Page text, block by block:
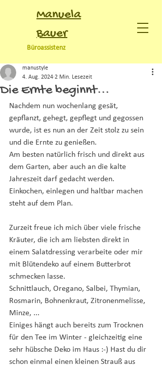
Manuela
Bauer
Büroassistenz
Die Ernte beginnt...
manustyle
4. Aug. 2024 2 Min. Lesezeit
Nachdem nun wochenlang gesät,
gepflanzt, gehegt, gepflegt und gegossen
wurde, ist es nun an der Zeit stolz zu sein
und die Ernte zu genießen.
Am besten natürlich frisch und direkt aus
dem Garten, aber auch an die kalte
Jahreszeit darf gedacht werden.
Einkochen, einlegen und haltbar machen
steht auf dem Plan.
Zurzeit freue ich mich über viele frische
Kräuter, die ich am liebsten direkt in
einem Salatdressing verarbeite oder mir
mit Blütendeko auf einem Butterbrot
schmecken lasse.
Schnittlauch, Oregano, Salbei, Thymian,
Rosmarin, Bohnenkraut, Zitronenmelisse,
Minze, ...
Einiges hängt auch bereits zum Trocknen
für den Tee im Winter - gleichzeitig eine
sehr hübsche Deko im Haus :-) Hast du dir
schon einmal einen kleinen Strauß aus